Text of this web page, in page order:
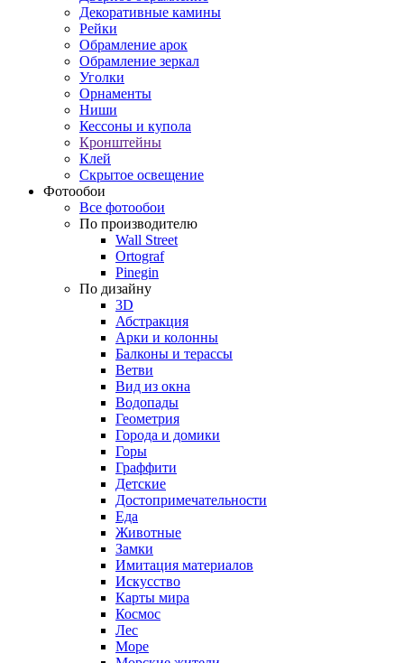
Декоративные камины
Рейки
Обрамление арок
Обрамление зеркал
Уголки
Орнаменты
Ниши
Кессоны и купола
Кронштейны
Клей
Скрытое освещение
Фотообои
Все фотообои
По производителю
Wall Street
Ortograf
Pinegin
По дизайну
3D
Абстракция
Арки и колонны
Балконы и терассы
Ветви
Вид из окна
Водопады
Геометрия
Города и домики
Горы
Граффити
Детские
Достопримечательности
Еда
Животные
Замки
Имитация материалов
Искусство
Карты мира
Космос
Лес
Море